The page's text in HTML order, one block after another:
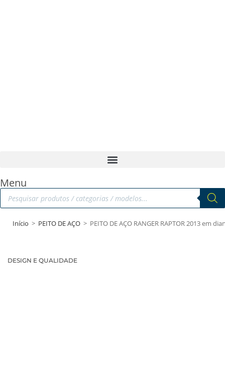
Menu
Início > PEITO DE AÇO > PEITO DE AÇO RANGER RAPTOR 2013 em
DESIGN E QUALIDADE